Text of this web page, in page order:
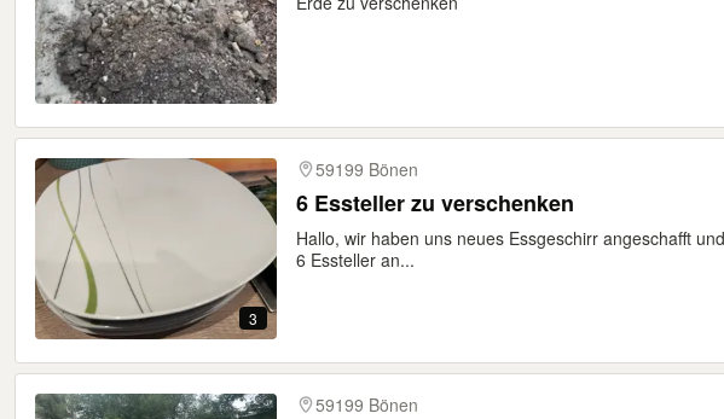
3
59199 Bönen
6 Essteller zu verschenken
Hallo, wir haben uns neues Essgeschirr angeschafft
6 Essteller an...
59199 Bönen